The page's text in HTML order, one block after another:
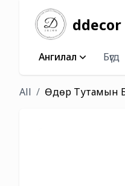
ddecor
Ангилал Бүгд
All Өдөр Тутамын